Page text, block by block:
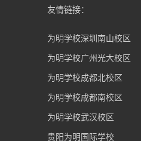
友情链接：
为明学校深圳南山校区
为明学校广州光大校区
为明学校成都北校区
为明学校成都南校区
为明学校武汉校区
贵阳为明国际学校